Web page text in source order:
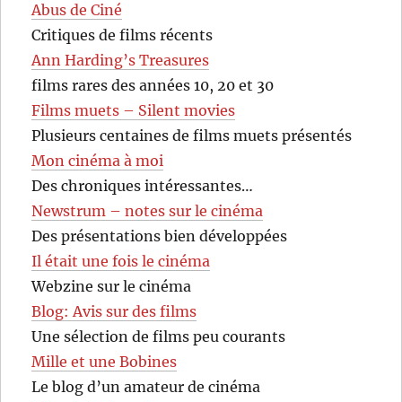
Abus de Ciné
Critiques de films récents
Ann Harding’s Treasures
films rares des années 10, 20 et 30
Films muets – Silent movies
Plusieurs centaines de films muets présentés
Mon cinéma à moi
Des chroniques intéressantes…
Newstrum – notes sur le cinéma
Des présentations bien développées
Il était une fois le cinéma
Webzine sur le cinéma
Blog: Avis sur des films
Une sélection de films peu courants
Mille et une Bobines
Le blog d’un amateur de cinéma